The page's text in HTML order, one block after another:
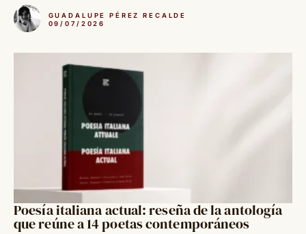
GUADALUPE PÉREZ RECALDE
09/07/2026
Poesía italiana actual: reseña de la antología
que reúne a 14 poetas contemporáneos